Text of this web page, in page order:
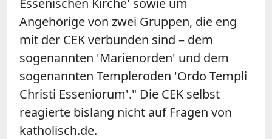
Angehörige von zwei Gruppen, die eng
mit der CEK verbunden sind – dem
sogenannten 'Marienorden' und dem
sogenannten Templeroden 'Ordo Templi
Christi Esseniorum'." Die CEK selbst
reagierte bislang nicht auf Fragen von
katholisch.de.